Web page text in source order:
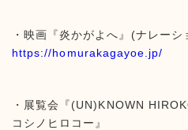
・映画『炎かがよへ』(ナレーシ
https://homurakagayoe.jp/
・展覧会『(UN)KNOWN
コシノヒロコー』